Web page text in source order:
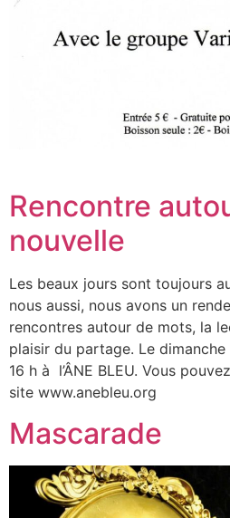
Rencontre
nouvelle
Les beaux jours sont toujours
nous aussi, nous avons un
rencontres autour de mots, la
plaisir du partage. Le
16 h à l’ÂNE BLEU. Vous
site www.anebleu.org
Mascarade